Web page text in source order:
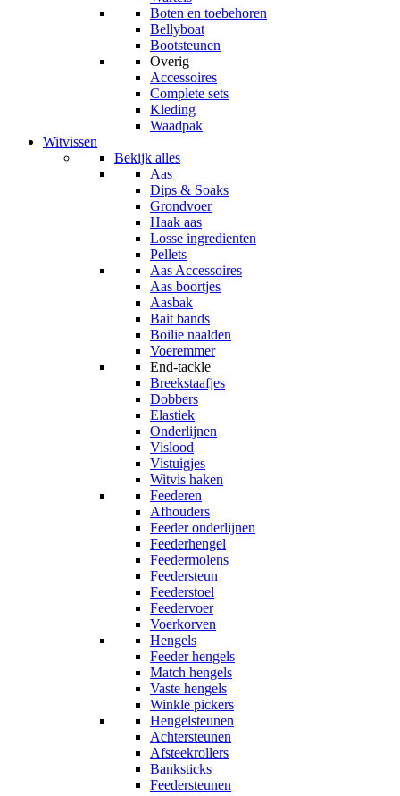
Boten en toebehoren
Bellyboat
Bootsteunen
Overig
Accessoires
Complete sets
Kleding
Waadpak
Witvissen
Bekijk alles
Aas
Dips & Soaks
Grondvoer
Haak aas
Losse ingredienten
Pellets
Aas Accessoires
Aas boortjes
Aasbak
Bait bands
Boilie naalden
Voeremmer
End-tackle
Breekstaafjes
Dobbers
Elastiek
Onderlijnen
Vislood
Vistuigjes
Witvis haken
Feederen
Afhouders
Feeder onderlijnen
Feederhengel
Feedermolens
Feedersteun
Feederstoel
Feedervoer
Voerkorven
Hengels
Feeder hengels
Match hengels
Vaste hengels
Winkle pickers
Hengelsteunen
Achtersteunen
Afsteekrollers
Banksticks
Feedersteunen